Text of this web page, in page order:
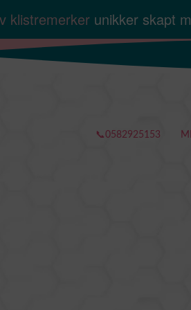
klistremerkerunikker skapt
📞0582925153